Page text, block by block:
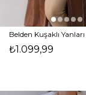
₺1.099,99